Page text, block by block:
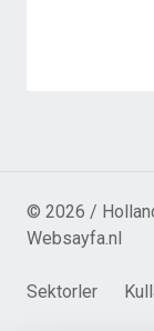
© 2026 /
Websayfa.nl
Sektorler